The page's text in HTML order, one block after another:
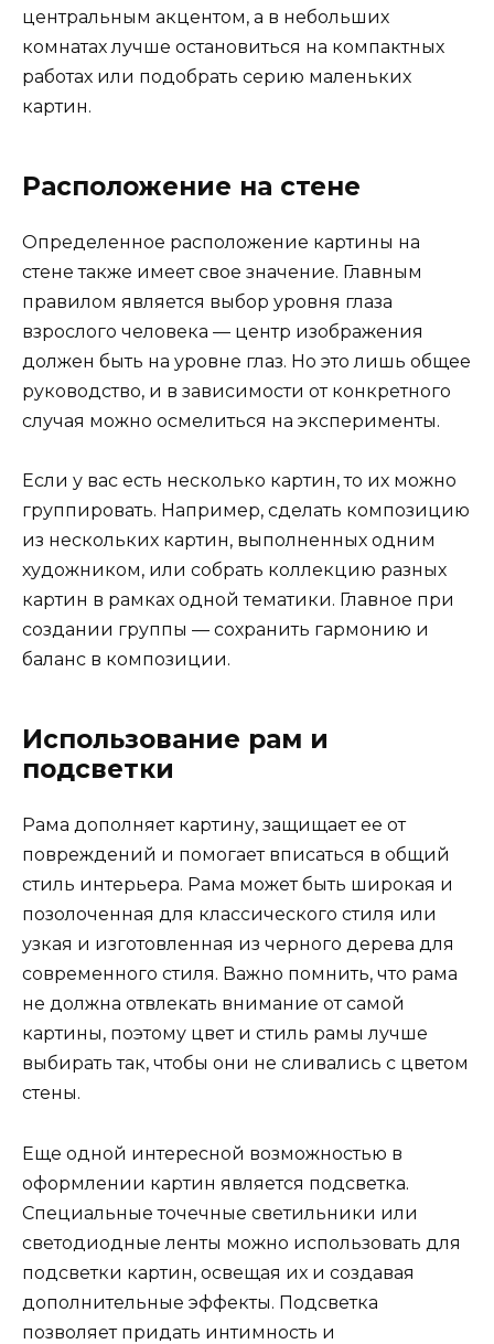
центральным акцентом, а в небольших
комнатах лучше остановиться на компактных
работах или подобрать серию маленьких
картин.
Расположение на стене
Определенное расположение картины на
стене также имеет свое значение. Главным
правилом является выбор уровня глаза
взрослого человека — центр изображения
должен быть на уровне глаз. Но это лишь общее
руководство, и в зависимости от конкретного
случая можно осмелиться на эксперименты.
Если у вас есть несколько картин, то их можно
группировать. Например, сделать композицию
из нескольких картин, выполненных одним
художником, или собрать коллекцию разных
картин в рамках одной тематики. Главное при
создании группы — сохранить гармонию и
баланс в композиции.
Использование рам и
подсветки
Рама дополняет картину, защищает ее от
повреждений и помогает вписаться в общий
стиль интерьера. Рама может быть широкая и
позолоченная для классического стиля или
узкая и изготовленная из черного дерева для
современного стиля. Важно помнить, что рама
не должна отвлекать внимание от самой
картины, поэтому цвет и стиль рамы лучше
выбирать так, чтобы они не сливались с цветом
стены.
Еще одной интересной возможностью в
оформлении картин является подсветка.
Специальные точечные светильники или
светодиодные ленты можно использовать для
подсветки картин, освещая их и создавая
дополнительные эффекты. Подсветка
позволяет придать интимность и